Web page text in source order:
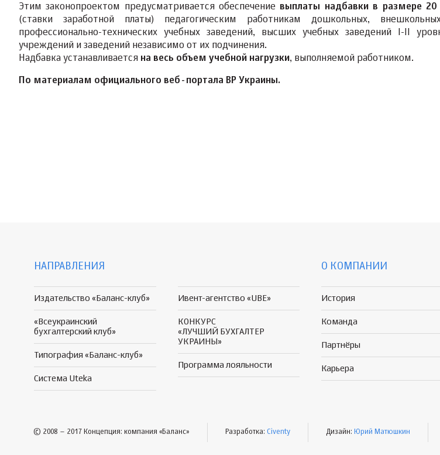
Этим законопроектом предусматривается обеспечение выплаты надбавки в размере 20
(ставки заработной платы) педагогическим работникам дошкольных,
профессионально-технических учебных заведений, высших учебных заведений I-II
учреждений и заведений независимо от их подчинения.
Надбавка устанавливается на весь объем учебной нагрузки, выполняемой работником.
По материалам официального веб-портала ВР Украины.
НАПРАВЛЕНИЯ
Издательство «Баланс-клуб»
«Всеукраинский
бухгалтерский клуб»
Типография «Баланс-клуб»
Система Uteka
Ивент-агентство «UBE»
КОНКУРС
«ЛУЧШИЙ БУХГАЛТЕР
УКРАИНЫ»
Программа лояльности
О КОМПАНИИ
История
Команда
Партнёры
Карьера
© 2008 – 2017 Концепция: компания «Баланс» Разработка: Civenty Дизайн: Юрий Матюшкин